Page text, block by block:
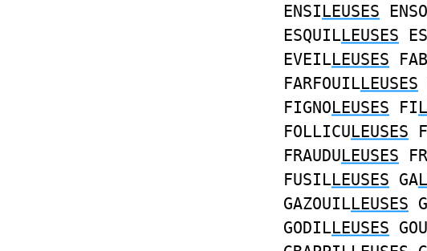
ENSILEUSES
ESQUILLEUSES
EVEILLEUSES
FARFOUILLEUSES
FIGNOLEUSES FI
FOLLICULEUSES
FRAUDULEUSES
FUSILLEUSES GA
GAZOUILLEUSES
GODILLEUSES